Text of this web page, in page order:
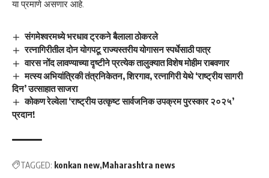
या प्रमाणे असणार आहे.
संगमेश्वरमध्ये भरधाव ट्रकने बैलाला ठोकरले
रत्नागिरीतील दोन योगपटू राज्यस्तरीय योगासन स्पर्धेसाठी पात्र
वारस नोंद लावण्याच्या दृष्टीने प्रत्येक तालुक्यात विशेष मोहीम राबवणार
मत्स्य अभियांत्रिकी तंत्रनिकेतन, शिरगाव, रत्नागिरी येथे ‘राष्ट्रीय सागरी
दिन’ उत्साहात साजरा
कोकण रेल्वेला ‘राष्ट्रीय उत्कृष्ट सार्वजनिक उपक्रम पुरस्कार २०२५’
प्रदान!
TAGGED: konkan new Maharashtra news